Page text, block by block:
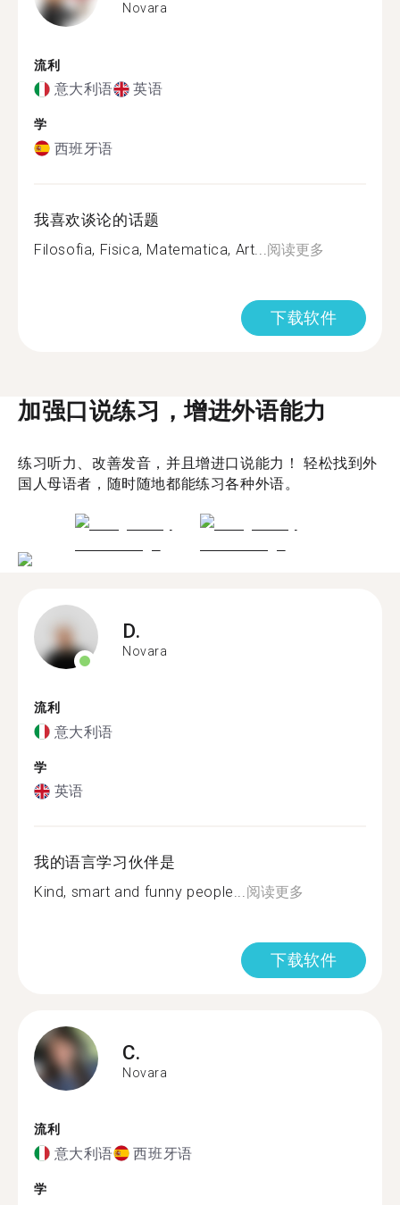
Novara
流利
意大利语 英语
学
西班牙语
我喜欢谈论的话题
Filosofia, Fisica, Matematica, Art... 阅读更多
下载软件
加强口说练习，增进外语能力
练习听力、改善发音，并且增进口说能力！ 轻松找到外
国人母语者，随时随地都能练习各种外语。
D.
Novara
流利
意大利语
学
英语
我的语言学习伙伴是
Kind, smart and funny people...阅读更多
下载软件
C.
Novara
流利
意大利语 西班牙语
学